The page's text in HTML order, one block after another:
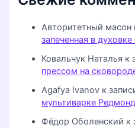
Авторитетный масон
запеченная в
Ковальчук Наталья к
прессом на
Agafya Ivanov к
мультиварке Редмонд
Фёдор Оболенский к